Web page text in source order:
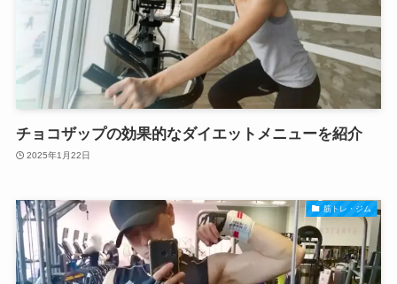
チョコザップの効果的なダイエットメニューを紹介
2025年1月22日
筋トレ・ジム